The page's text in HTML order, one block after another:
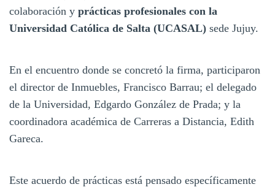
colaboración y prácticas profesionales con la
Universidad Católica de Salta (UCASAL) sede Jujuy.
En el encuentro donde se concretó la firma, participaron
el director de Inmuebles, Francisco Barrau; el delegado
de la Universidad, Edgardo González de Prada; y la
coordinadora académica de Carreras a Distancia, Edith
Gareca.
Este acuerdo de prácticas está pensado específicamente